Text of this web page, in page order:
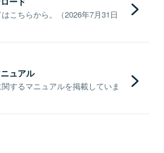
こちらから。（2026年7月31日
ュアル
するマニュアルを掲載していま